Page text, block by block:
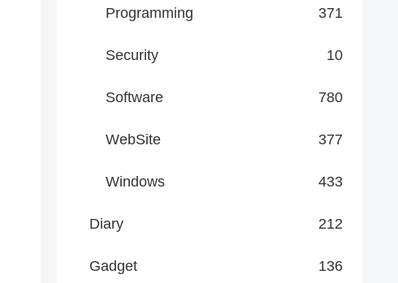
Programming 371
Security 10
Software 780
WebSite 377
Windows 433
Diary 212
Gadget 136